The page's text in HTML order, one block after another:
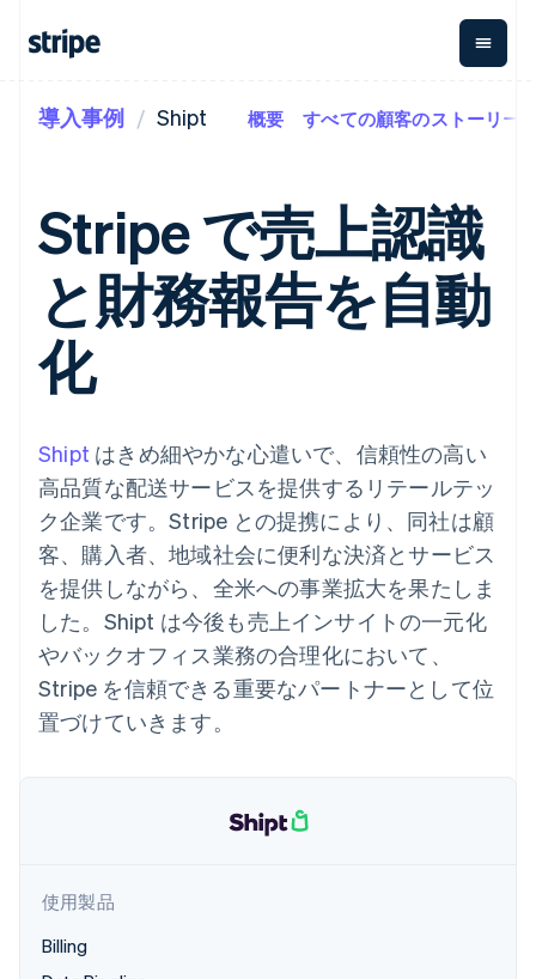
支払い
オンライン決
済
Managed
Payments
マーチャント
オブレコード
ソリューショ
ン
Payment links
コーディング
構築済み決済
UI
Elements
柔軟な UI コン
ポーネント
決済手段
125 以上の決
済手段を利用
可能
Terminal
対面支払い
Authorization
Boost
決済成功率の
最適化
収益
経常収益
Metronome
従量課金
サブスクリ
プション
Tax
消費税と
VAT の自動
計算
Revenue
Recognition
会計管理の
自動化
Stripe
Sigma
カスタムレ
ポート
Pipeline
期
資金管
Global
Payouts
第三者
への入
金
プラッ
ットプ
イス
プラッ
その他
今後の予定を確認
企業規模別
ユースケース別
エージェンティックコマ
グローバルビジネス
アプリ内決済
マーケットプレイス
資金管理
プラットフォーム
SaaS
業種別
AI 企業
クリエイターエコノミ―
メディアおよびエンター
ドキュメント
ライブラリと SDK
Stripe Apps
ガイド
プラットフォームまたは
マーケットプレイスを構
築する
サブスクリプションを管
理
従量課金請求を提供
ステーブルコイン担保型
のカードを発行
エージェントによるサー
ビスのプロビジョニング
と管理
アプリへの導入
コードサンプル
学ぶ
ガイド
サポート
会社
製品ロードマップ
Sessions 年次カンファ
レンス
採用情報
ニュースルーム
Stripe Press
営業にお問い合わせ
パートナーになる
導入事例 Shipt 概要 すべての顧客のストーリー
Stripe で売上認識
と財務報告を自動
化
Shipt はきめ細やかな心遣いで、信頼性の高い
高品質な配送サービスを提供するリテールテッ
ク企業です。Stripe との提携により、同社は顧
客、購入者、地域社会に便利な決済とサービス
を提供しながら、全米への事業拡大を果たしま
した。Shipt は今後も売上インサイトの一元化
やバックオフィス業務の合理化において、
Stripe を信頼できる重要なパートナーとして位
置づけていきます。
使用製品
Billing